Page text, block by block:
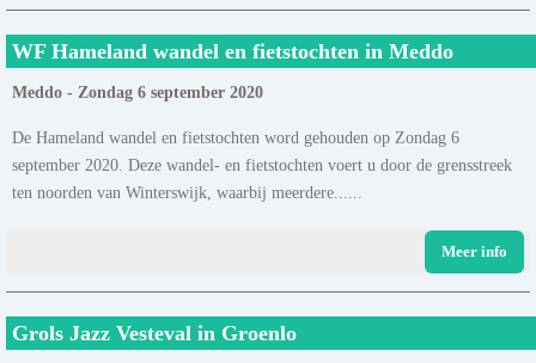
WF Hameland wandel en fietstochten in Meddo
Meddo - Zondag 6 september 2020
De Hameland wandel en fietstochten word gehouden op Zondag 6
september 2020. Deze wandel- en fietstochten voert u door de grensstreek
ten noorden van Winterswijk, waarbij meerdere......
Meer info
Grols Jazz Vesteval in Groenlo